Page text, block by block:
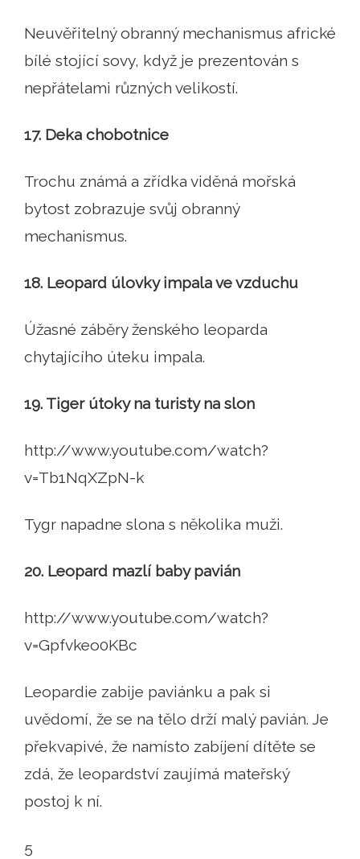
Neuvěřitelný obranný mechanismus africké
bílé stojící sovy, když je prezentován s
nepřátelami různých velikostí.
17. Deka chobotnice
Trochu známá a zřídka viděná mořská
bytost zobrazuje svůj obranný
mechanismus.
18. Leopard úlovky impala ve vzduchu
Úžasné záběry ženského leoparda
chytajícího úteku impala.
19. Tiger útoky na turisty na slon
http://www.youtube.com/watch?
v=Tb1NqXZpN-k
Tygr napadne slona s několika muži.
20. Leopard mazlí baby pavián
http://www.youtube.com/watch?
v=Gpfvkeo0KBc
Leopardie zabije paviánku a pak si
uvědomí, že se na tělo drží malý pavián. Je
překvapivé, že namísto zabíjení dítěte se
zdá, že leopardství zaujímá mateřský
postoj k ní.
5